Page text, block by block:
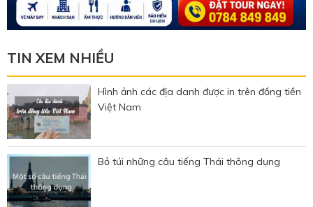
TIN XEM NHIỀU
Hình ảnh các địa danh được in trên đồng tiền
Việt Nam
Bỏ túi những câu tiếng Thái thông dụng